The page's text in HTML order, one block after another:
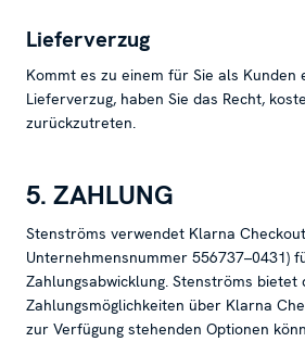
Lieferverzug
Kommt es zu einem für Sie als Kunden
Lieferverzug, haben Sie das Recht,
zurückzutreten.
5. ZAHLUNG
Stenströms verwendet Klarna
Unternehmensnummer 556737–0431)
Zahlungsabwicklung. Stenströms bietet
Zahlungsmöglichkeiten über Klarna
zur Verfügung stehenden Optionen